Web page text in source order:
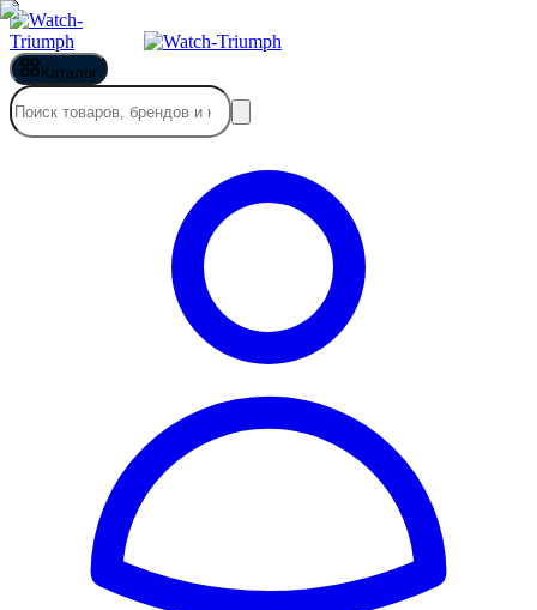
Каталог